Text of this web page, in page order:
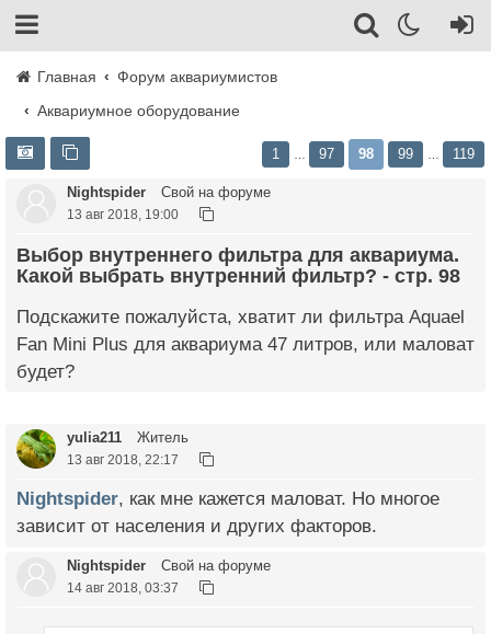
Главная
Форум аквариумистов
Аквариумное оборудование
1 97 98 99 119
Nightspider Свой на форуме
13 авг 2018, 19:00
Выбор внутреннего фильтра для аквариума.
Какой выбрать внутренний фильтр? - стр. 98
Подскажите пожалуйста, хватит ли фильтра Aquael
Fan Mini Plus для аквариума 47 литров, или маловат
будет?
yulia211 Житель
13 авг 2018, 22:17
Nightspider, как мне кажется маловат. Но многое
зависит от населения и других факторов.
Nightspider Свой на форуме
14 авг 2018, 03:37